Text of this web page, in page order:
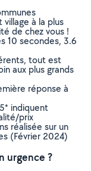
à la plus
de chez vous !
10 secondes, 3.6
tout est
aux plus grands
réponse à
indiquent
prix
réalisée sur un
(Février 2024)
urgence ?